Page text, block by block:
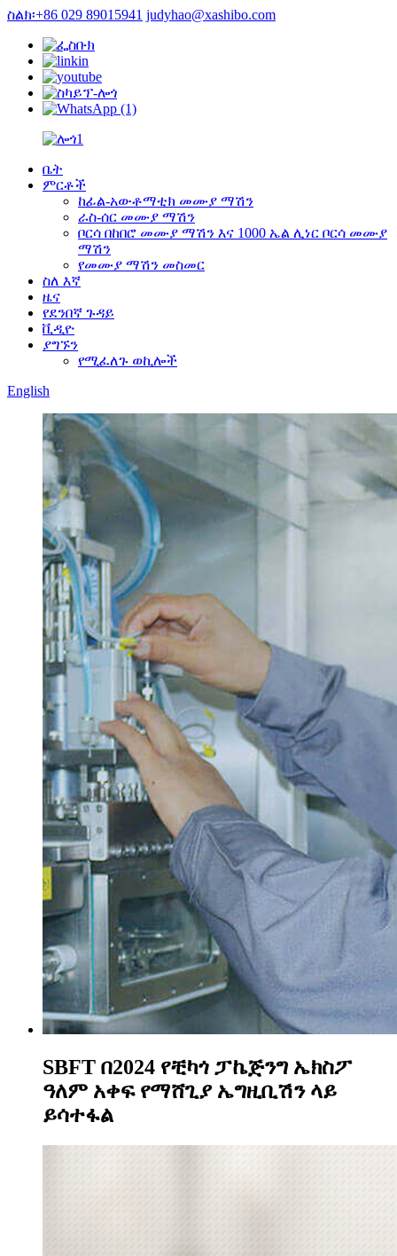
ስልክ፡+86 029 89015941 judyhao@xashibo.com
ቤት
ምርቶች
ከፊል-አውቶማቲክ መሙያ ማሽን
ራስ-ሰር መሙያ ማሽን
ቦርሳ በከበሮ መሙያ ማሽን እና 1000 ኤል ሊነር ቦርሳ መሙያ
ማሽን
የመሙያ ማሽን መስመር
ስለ እኛ
ዜና
የደንበኛ ጉዳይ
ቪዲዮ
ያግኙን
የሚፈለጉ ወኪሎች
English
SBFT በ2024 የቺካጎ ፓኬጅንግ ኤክስፖ
ዓለም አቀፍ የማሸጊያ ኤግዚቢሽን ላይ
ይሳተፋል